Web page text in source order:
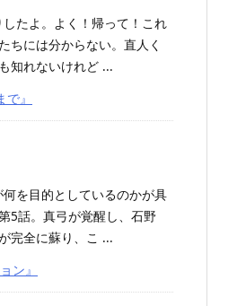
たよ。よく！帰って！これ
ちには分からない。直人く
知れないけれど ...
』
を目的としているのかが具
5話。真弓が覚醒し、石野
完全に蘇り、こ ...
ン』